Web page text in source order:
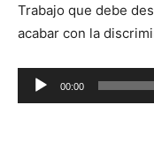
Trabajo que debe
acabar con la
Reproductor
de
00:00